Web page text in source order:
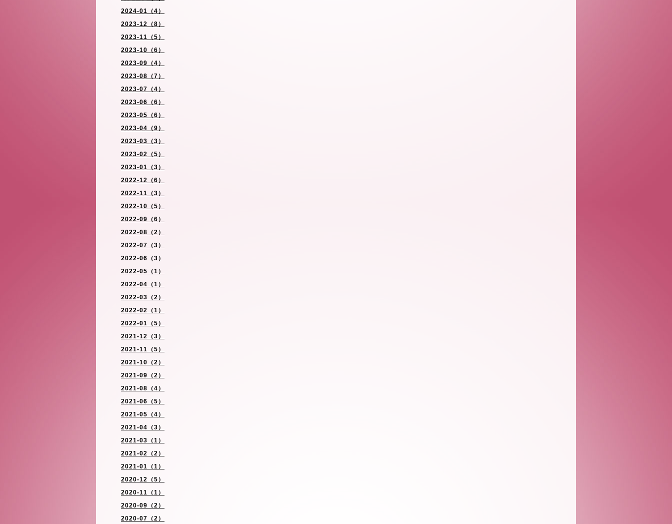
2024-01（4）
2023-12（8）
2023-11（5）
2023-10（6）
2023-09（4）
2023-08（7）
2023-07（4）
2023-06（6）
2023-05（6）
2023-04（9）
2023-03（3）
2023-02（5）
2023-01（3）
2022-12（6）
2022-11（3）
2022-10（5）
2022-09（6）
2022-08（2）
2022-07（3）
2022-06（3）
2022-05（1）
2022-04（1）
2022-03（2）
2022-02（1）
2022-01（5）
2021-12（3）
2021-11（5）
2021-10（2）
2021-09（2）
2021-08（4）
2021-06（5）
2021-05（4）
2021-04（3）
2021-03（1）
2021-02（2）
2021-01（1）
2020-12（5）
2020-11（1）
2020-09（2）
2020-07（2）